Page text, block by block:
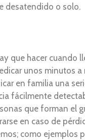
desatendido o solo.
que hacer cuando
unos minutos a
en familia una
fácilmente
que forman el
en caso de
como ejemplos